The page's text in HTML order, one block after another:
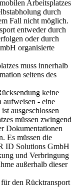
Arbeitsplatzes
durch
Fall nicht möglich.
entweder durch
oder durch
organisierte
muss innerhalb
seitens des
keine
aufweisen - eine
ausgeschlossen
müssen zwingend
Dokumentationen
Es müssen die
ID Solutions GmbH
und Verbringung
außerhalb dieser
den Rücktransport